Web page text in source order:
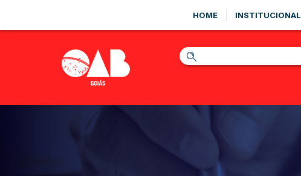
HOME INSTITUCIONAL